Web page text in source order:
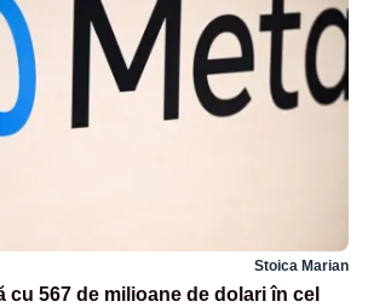
Stoica Marian
cu 567 de milioane de dolari în cel